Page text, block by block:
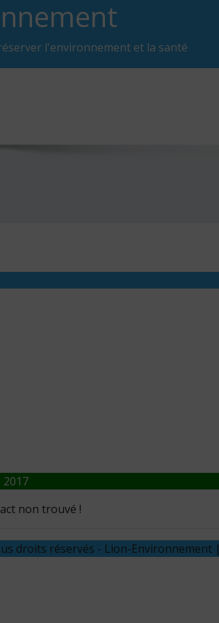
l'environnement et la santé
non trouvé !
droits réservés - Lion-Environnement |